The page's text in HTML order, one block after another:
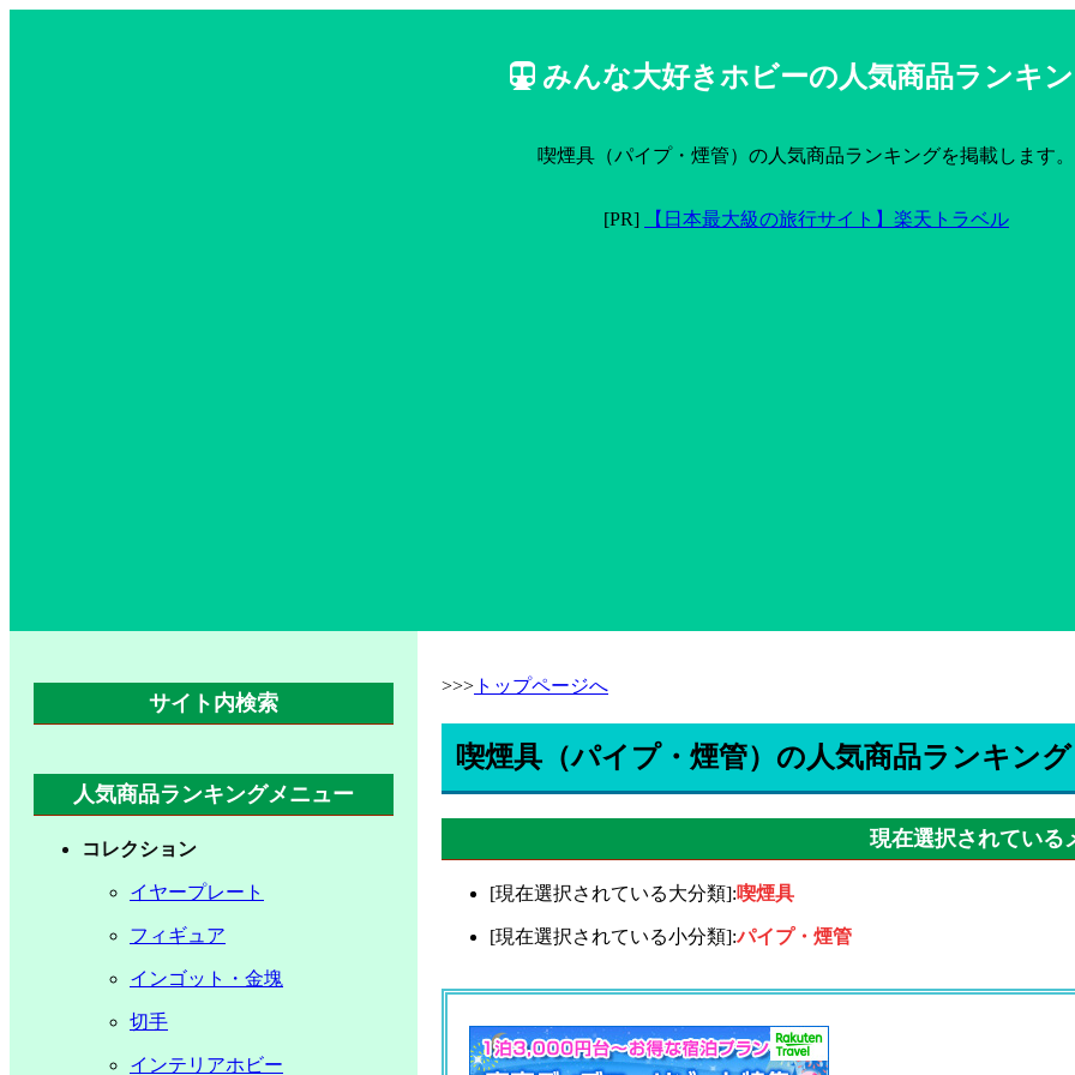
みんな大好きホビーの人気商品ランキ
喫煙具（パイプ・煙管）の人気商品ランキングを掲載します。
[PR] 【日本最大級の旅行サイト】楽天トラベル
>>> トップページへ
喫煙具（パイプ・煙管）の人気商品ランキング
現在選択されている
[現在選択されている大分類]:喫煙具
[現在選択されている小分類]:パイプ・煙管
サイト内検索
人気商品ランキングメニュー
コレクション
イヤープレート
フィギュア
インゴット・金塊
切手
インテリアホビー